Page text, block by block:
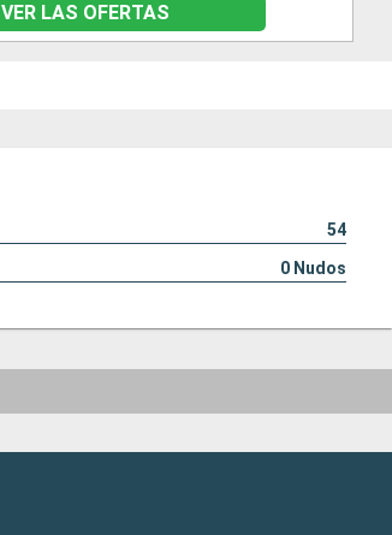
VER LAS OFERTAS
54
0 Nudos